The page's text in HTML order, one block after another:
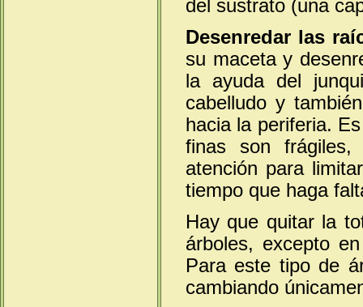
del sustrato (una
Desenredar las
su maceta y
la ayuda del
cabelludo y
hacia la periferia.
finas son
atención para
tiempo que haga
Hay que quitar la
árboles, excepto
Para este tipo de
cambiando